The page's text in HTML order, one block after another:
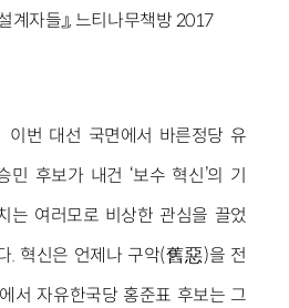
계자들』, 느티나무책방 2017
이번 대선 국면에서 바른정당 유
민 후보가 내건 ‘보수 혁신’의 기
는 여러모로 비상한 관심을 끌었
. 혁신은 언제나 구악(舊惡)을 전
서 자유한국당 홍준표 후보는 그